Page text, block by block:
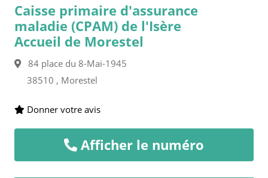
Caisse primaire d'assurance
maladie (CPAM) de l'Isère
Accueil de Morestel
84 place du 8-Mai-1945
38510 , Morestel
Donner votre avis
Afficher le numéro